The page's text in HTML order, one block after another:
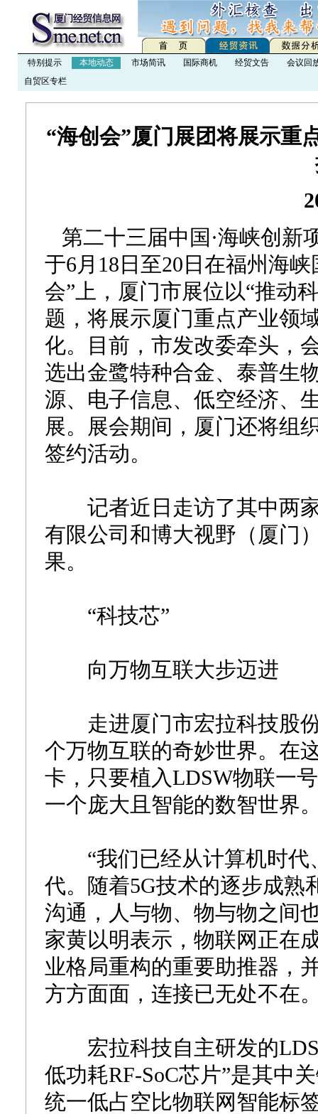
特别提示 本地动态 市场简讯 国际商机 经贸文告
会议回
自贸区专栏
“海创会”厦门展团将展示重
第二十三届中国·海峡创新
于6月18日至20日在福州海
会”上，厦门市展位以“推动
题，将展示厦门重点产业领
化。目前，市发改委牵头，
选出金鹭特种合金、泰普生
源、电子信息、低空经济、
展。展会期间，厦门还将组
签约活动。
记者近日走访了其中两
有限公司和博大视野（厦门
果。
“科技芯”
向万物互联大步迈进
走进厦门市宏拉科技股份
个万物互联的奇妙世界。在
卡，只要植入LDSW物联一
一个庞大且智能的数智世界
“我们已经从计算机时代
代。随着5G技术的逐步成熟
沟通，人与物、物与物之间
家黄以明表示，物联网正在
业格局重构的重要助推器，
方方面面，连接已无处不在
宏拉科技自主研发的
低功耗RF-SoC芯片”是其中
统一低占空比物联网智能标